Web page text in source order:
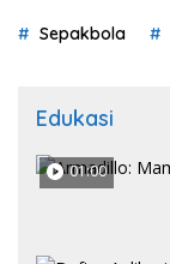
Sepakbola
Edukasi
01:00